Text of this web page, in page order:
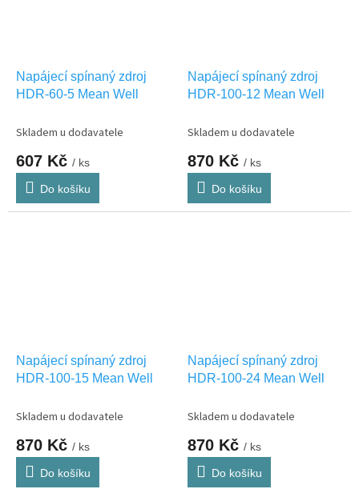
Napájecí spínaný zdroj
HDR-60-5 Mean Well
Skladem u dodavatele
607 Kč / ks
Do košíku
Napájecí spínaný zdroj
HDR-100-12 Mean Well
Skladem u dodavatele
870 Kč / ks
Do košíku
Napájecí spínaný zdroj
HDR-100-15 Mean Well
Skladem u dodavatele
870 Kč / ks
Do košíku
Napájecí spínaný zdroj
HDR-100-24 Mean Well
Skladem u dodavatele
870 Kč / ks
Do košíku